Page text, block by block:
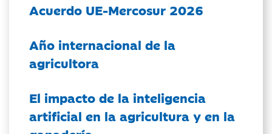
Acuerdo UE-Mercosur 2026
Año internacional de la
agricultora
El impacto de la inteligencia
artificial en la agricultura y en la